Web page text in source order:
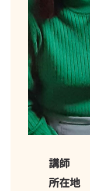
講師
所在地